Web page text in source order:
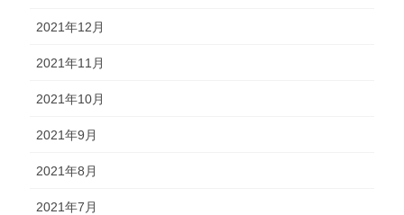
2021年12月
2021年11月
2021年10月
2021年9月
2021年8月
2021年7月